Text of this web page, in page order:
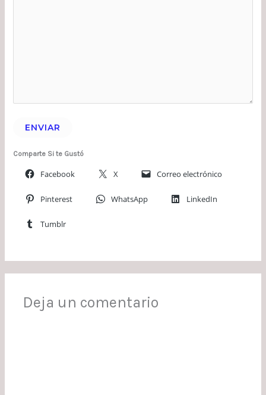
ENVIAR
Comparte Si te Gustó
Facebook X Correo electrónico
Pinterest WhatsApp LinkedIn
Tumblr
Deja un comentario